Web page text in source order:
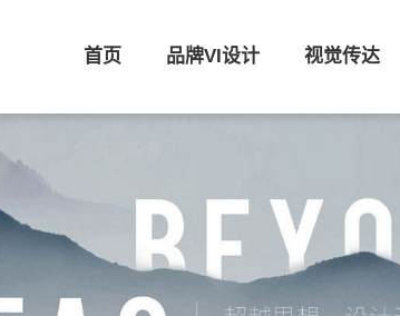
首页 品牌VI设计 视觉传达